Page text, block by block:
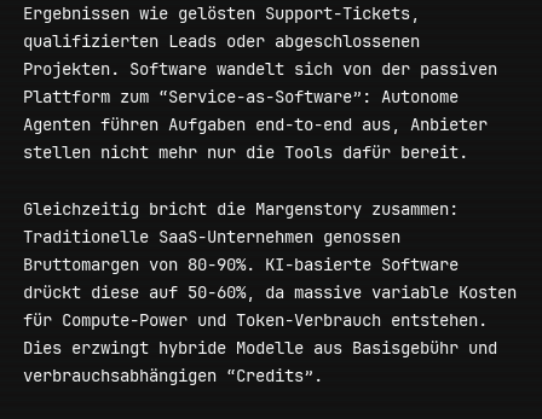
Ergebnissen wie gelösten Support-Tickets,
qualifizierten Leads oder abgeschlossenen
Projekten. Software wandelt sich von der passiven
Plattform zum “Service-as-Software”: Autonome
Agenten führen Aufgaben end-to-end aus, Anbieter
stellen nicht mehr nur die Tools dafür bereit.
Gleichzeitig bricht die Margenstory zusammen:
Traditionelle SaaS-Unternehmen genossen
Bruttomargen von 80-90%. KI-basierte Software
drückt diese auf 50-60%, da massive variable Kosten
für Compute-Power und Token-Verbrauch entstehen.
Dies erzwingt hybride Modelle aus Basisgebühr und
verbrauchsabhängigen “Credits”.